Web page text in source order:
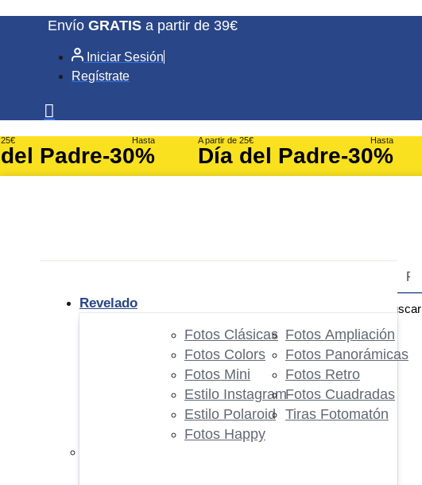
Envío GRATIS a partir de 39€
Iniciar Sesión
Regístrate
Padre
Hasta
-30%
A partir de 25€
Día del Padre
Hasta
-30%
Buscar
Revelado
Fotos Clásicas
Fotos Colors
Fotos Mini
Estilo Instagram
Estilo Polaroid
Fotos Happy
Fotos Ampliación
Fotos Panorámicas
Fotos Retro
Fotos Cuadradas
Tiras Fotomatón